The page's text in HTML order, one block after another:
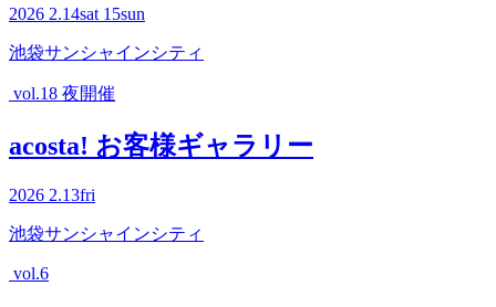
2026 2.14sat 15sun
池袋サンシャインシティ
vol.18 夜開催
acosta! お客様ギャラリー
2026 2.13fri
池袋サンシャインシティ
vol.6